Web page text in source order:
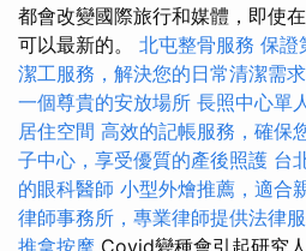
都會改變國際旅行和媒體，即使
可以最新的。 北屯整骨服務 保證
潔工服務，解決您的日常清潔需求
一個尊貴的安放場所 長照中心單
居住空間 高效的記帳服務，確保
子中心，享受優質的產後照護 台
的眼科醫師 小型外燴推薦，適合
律師事務所，專業律師提供法律
推拿按摩 Covid變種會引起研究